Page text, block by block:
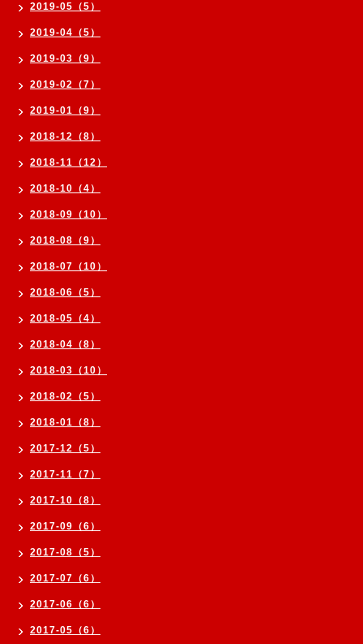
2019-05（5）
2019-04（5）
2019-03（9）
2019-02（7）
2019-01（9）
2018-12（8）
2018-11（12）
2018-10（4）
2018-09（10）
2018-08（9）
2018-07（10）
2018-06（5）
2018-05（4）
2018-04（8）
2018-03（10）
2018-02（5）
2018-01（8）
2017-12（5）
2017-11（7）
2017-10（8）
2017-09（6）
2017-08（5）
2017-07（6）
2017-06（6）
2017-05（6）